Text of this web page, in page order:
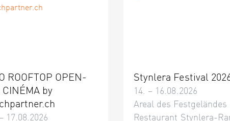
ROOFTOP OPEN-
CINÉMA by
17.08.2026
Stynlera Festival
14. – 16.08.2026
Areal des Festgeländes
Restaurant Stynlera-